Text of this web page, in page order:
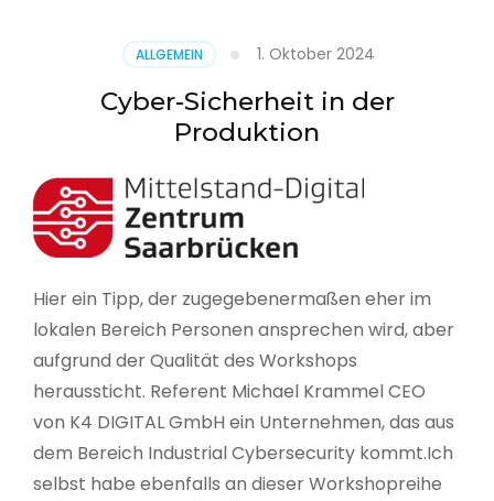
seinen
Lagebericht
zur
in
Deutschland
ALLGEMEIN 1. Oktober 2024
Cyber-Sicherheit in der
Produktion
Hier ein Tipp, der zugegebenermaßen eher im
lokalen Bereich Personen ansprechen wird, aber
aufgrund der Qualität des Workshops
heraussticht. Referent Michael Krammel CEO
von K4 DIGITAL GmbH ein Unternehmen, das aus
dem Bereich Industrial Cybersecurity kommt.Ich
selbst habe ebenfalls an dieser Workshopreihe